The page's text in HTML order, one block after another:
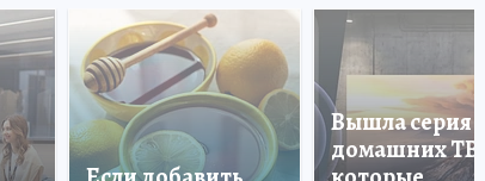
Вышла серия
домашних ТВ,